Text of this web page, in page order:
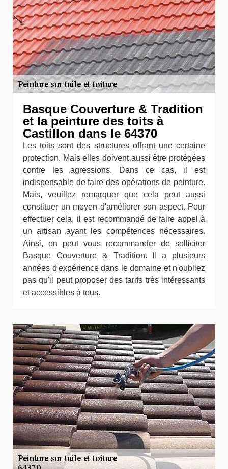
Basque Couverture & Tradition
et la peinture des toits à
Castillon dans le 64370
Les toits sont des structures offrant une certaine
protection. Mais elles doivent aussi être protégées
contre les agressions. Dans ce cas, il est
indispensable de faire des opérations de peinture.
Mais, veuillez remarquer que cela peut aussi
constituer un moyen d'améliorer son aspect. Pour
effectuer cela, il est recommandé de faire appel à
un artisan ayant les compétences nécessaires.
Ainsi, on peut vous recommander de solliciter
Basque Couverture & Tradition. Il a plusieurs
années d'expérience dans le domaine et n'oubliez
pas qu'il peut proposer des tarifs très intéressants
et accessibles à tous.